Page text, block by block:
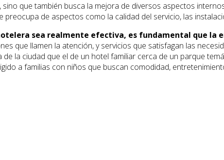
, sino que también busca la mejora de diversos aspectos
de aspectos como la calidad del servicio, las
sea realmente efectiva, es fundamental que la
que llamen la atención, y servicios que satisfagan las
la ciudad que el de un hotel familiar cerca de un parque
a familias con niños que buscan comodidad,